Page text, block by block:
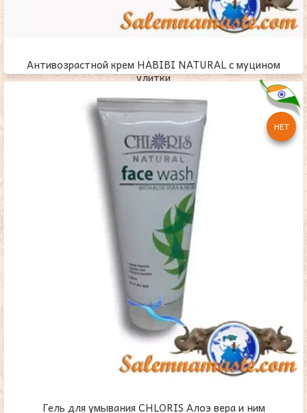
Антивозрастной крем HABIBI NATURAL с муцином
улитки
1,500₸
НЕТ
Гель для умывания CHLORIS Алоэ вера и ним